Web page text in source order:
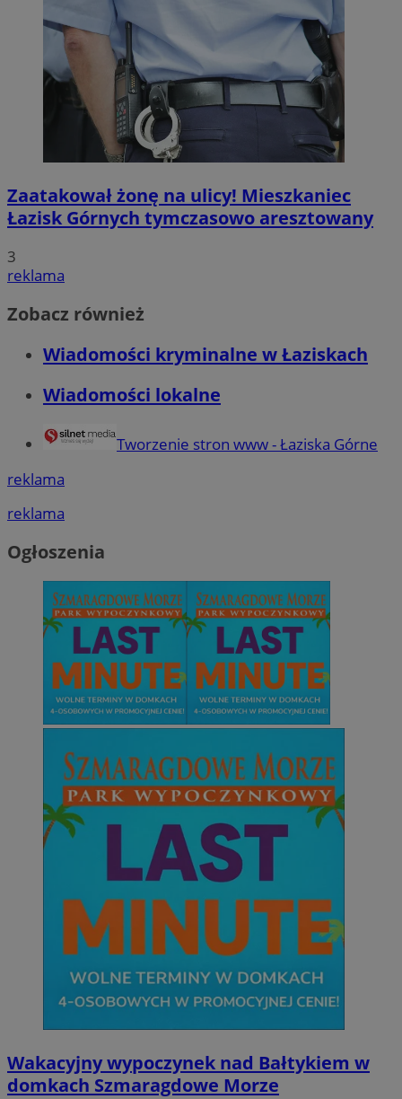
Zaatakował żonę na ulicy! Mieszkaniec
Łazisk Górnych tymczasowo aresztowany
3
reklama
Zobacz również
Wiadomości kryminalne w Łaziskach
Wiadomości lokalne
Tworzenie stron www - Łaziska Górne
reklama
reklama
Ogłoszenia
Wakacyjny wypoczynek nad Bałtykiem w
domkach Szmaragdowe Morze